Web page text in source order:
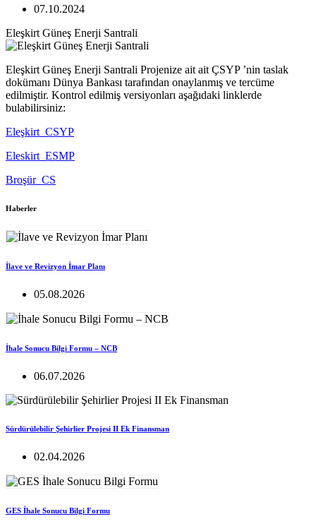
07.10.2024
Eleşkirt Güneş Enerji Santrali
Eleşkirt Güneş Enerji Santrali Projenize ait ait ÇSYP ’nin taslak
dokümanı Dünya Bankası tarafından onaylanmış ve tercüme
edilmiştir. Kontrol edilmiş versiyonları aşağıdaki linklerde
bulabilirsiniz:
Eleşkirt_CSYP
Eleskirt_ESMP
Broşür_CS
Haberler
İlave ve Revizyon İmar Planı
05.08.2026
İhale Sonucu Bilgi Formu – NCB
06.07.2026
Sürdürülebilir Şehirlier Projesi II Ek Finansman
02.04.2026
GES İhale Sonucu Bilgi Formu